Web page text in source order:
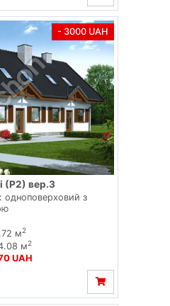
- 3000 UAH
(Р2) вер.3
одноповерховий з
м2
м2
UAH